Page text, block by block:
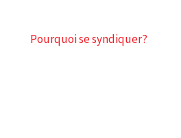
Pourquoi se syndiquer?